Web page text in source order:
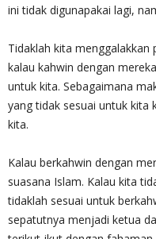
Tidaklah kita menggalakkan
kalau kahwin dengan
untuk kita. Sebagaimana
yang tidak sesuai untuk kita
kita.
Kalau berkahwin dengan
suasana Islam. Kalau kita
tidaklah sesuai untuk
sepatutnya menjadi ketua